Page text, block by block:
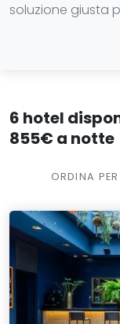
soluzione giusta
6 hotel
855€ a notte
ORDINA PER